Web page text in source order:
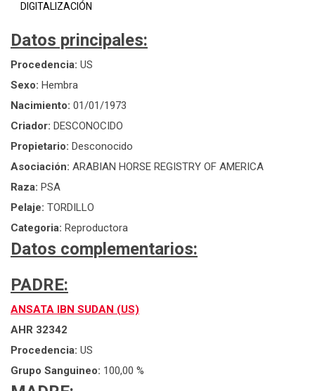
DIGITALIZACIÓN
Datos principales:
Procedencia: US
Sexo: Hembra
Nacimiento: 01/01/1973
Criador: DESCONOCIDO
Propietario: Desconocido
Asociación: ARABIAN HORSE REGISTRY OF AMERICA
Raza: PSA
Pelaje: TORDILLO
Categoria: Reproductora
Datos complementarios:
PADRE:
ANSATA IBN SUDAN (US)
AHR 32342
Procedencia: US
Grupo Sanguineo: 100,00 %